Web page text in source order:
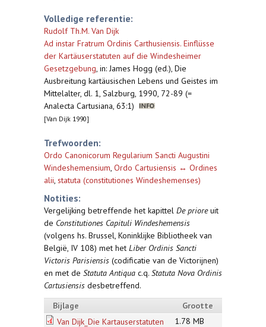
Volledige referentie:
Rudolf Th.M. Van Dijk
Ad instar Fratrum Ordinis Carthusiensis. Einflüsse
der Kartäuserstatuten auf die Windesheimer
Gesetzgebung, in: James Hogg (ed.), Die
Ausbreitung kartäusischen Lebens und Geistes im
Mittelalter, dl. 1, Salzburg, 1990, 72-89 (=
Analecta Cartusiana, 63:1)
[Van Dijk 1990]
Trefwoorden:
Ordo Canonicorum Regularium Sancti Augustini
Windeshemensium, Ordo Cartusiensis ↔ Ordines
alii, statuta (constitutiones Windeshemenses)
Notities:
Vergelijking betreffende het kapittel De prioreuit
de Constitutiones Capituli Windeshemensis
(volgens hs. Brussel, Koninklijke Bibliotheek van
België, IV 108) met het Liber Ordinis Sancti
Victoris Parisiensis (codificatie van de Victorijnen)
en met de Statuta Antiqua c.q. Statuta Nova Ordinis
Cartusiensis desbetreffend.
Bijlage
Grootte
Van Dijk_Die Kartauserstatuten
1.78 MB